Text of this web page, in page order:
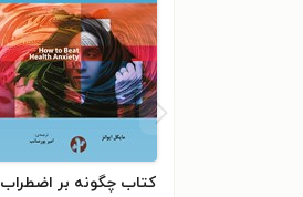
کتاب چگونه بر اضطراب